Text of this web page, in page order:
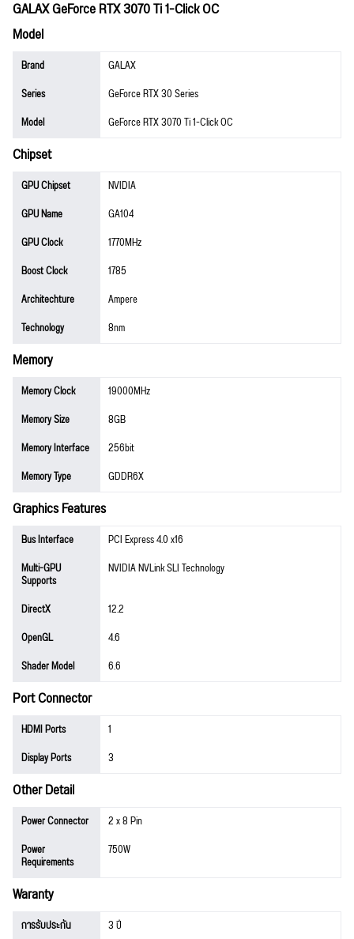
GALAX GeForce RTX 3070 Ti 1-Click OC
Model
Brand
GALAX
Series
GeForce RTX 30 Series
Model
GeForce RTX 3070 Ti 1-Click OC
Chipset
GPU Chipset
NVIDIA
GPU Name
GA104
GPU Clock
1770MHz
Boost Clock
1785
Architechture
Ampere
Technology
8nm
Memory
Memory Clock
19000MHz
Memory Size
8GB
Memory Interface
256bit
Memory Type
GDDR6X
Graphics Features
Bus Interface
PCI Express 4.0 x16
Multi-GPU
Supports
NVIDIA NVLink SLI Technology
DirectX
12.2
OpenGL
4.6
Shader Model
6.6
Port Connector
HDMI Ports
1
Display Ports
3
Other Detail
Power Connector
2 x 8 Pin
Power
Requirements
750W
Waranty
การรับประกัน 3 ปี